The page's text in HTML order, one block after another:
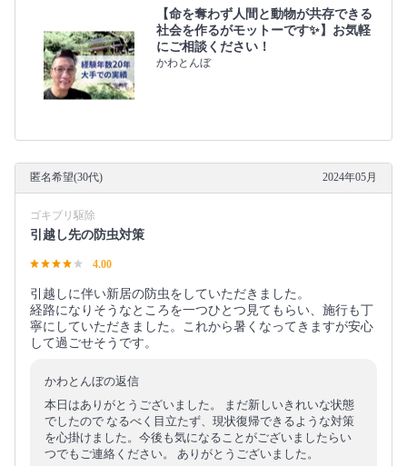
【命を奪わず人間と動物が共存できる
社会を作るがモットーです✨】お気軽
にご相談ください！
かわとんぼ
匿名希望(30代) 2024年05月
ゴキブリ駆除
引越し先の防虫対策
4.00
引越しに伴い新居の防虫をしていただきました。
経路になりそうなところを一つひとつ見てもらい、施行も丁
寧にしていただきました。これから暑くなってきますが安心
して過ごせそうです。
かわとんぼの返信
本日はありがとうございました。 まだ新しいきれいな状態
でしたので なるべく目立たず、現状復帰できるような対策
を心掛けました。今後も気になることがございましたらい
つでもご連絡ください。 ありがとうございました。